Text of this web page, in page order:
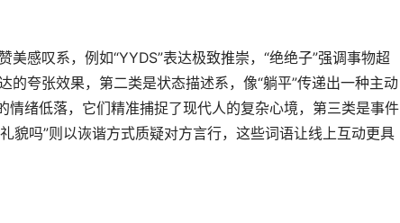
感叹系，例如“YYDS”表达极致推崇，“绝绝子”强调事物超
夸张效果，第二类是状态描述系，像“躺平”传递出一种主动
情绪低落，它们精准捕捉了现代人的复杂心境，第三类是事件
貌吗”则以诙谐方式质疑对方言行，这些词语让线上互动更具